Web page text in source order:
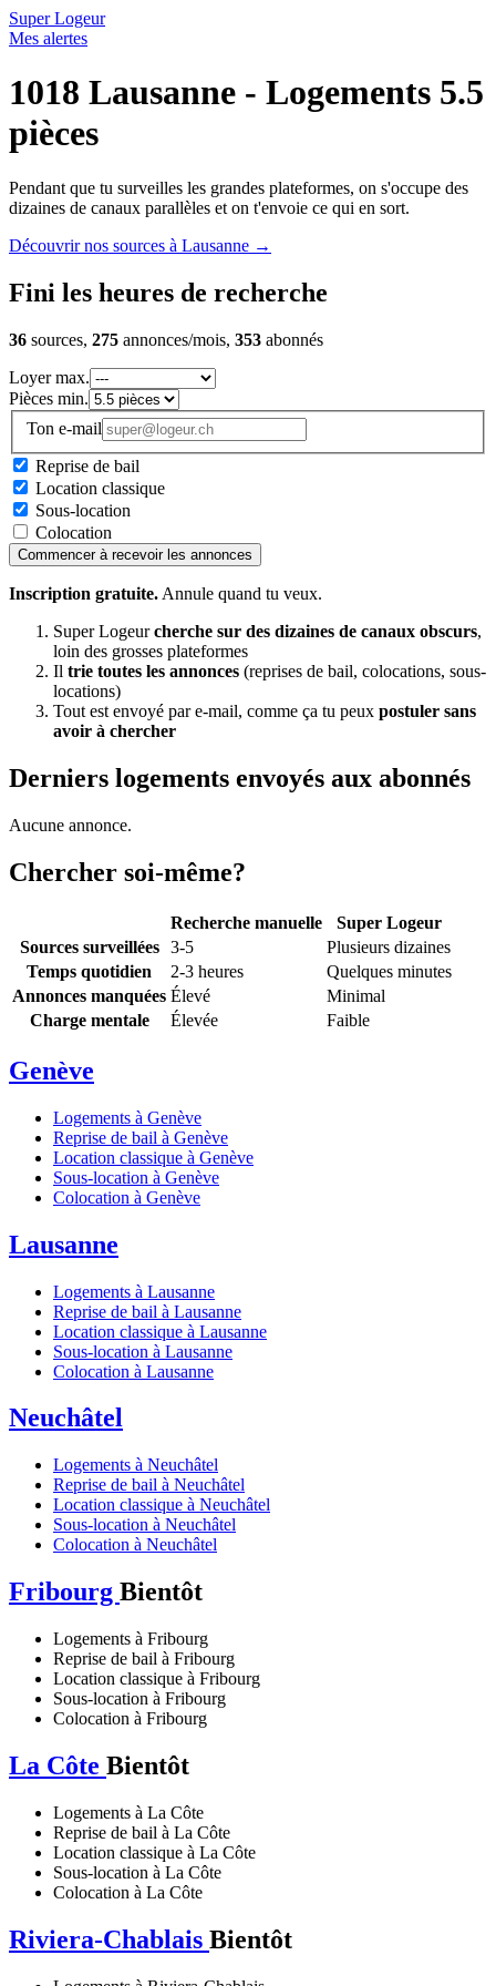
Super Logeur
Mes alertes
1018 Lausanne - Logements 5.5
pièces
Pendant que tu surveilles les grandes plateformes, on s'occupe des
dizaines de canaux parallèles et on t'envoie ce qui en sort.
Découvrir nos sources à Lausanne →
Fini les heures de recherche
36 sources, 275 annonces/mois, 353 abonnés
Loyer max.
Pièces min.
Ton e-mail
Reprise de bail
Location classique
Sous-location
Colocation
Commencer à recevoir les annonces
Inscription gratuite. Annule quand tu veux.
Super Logeurcherche sur des dizaines de canaux obscurs,
loin des grosses plateformes
Il trie toutes les annonces (reprises de bail, colocations, sous-
locations)
Tout est envoyé par e-mail, comme ça tu peux postuler sans
avoir à chercher
Derniers logements envoyés aux abonnés
Aucune annonce.
Chercher soi-même?
Recherche manuelle
Super Logeur
Sources surveillées
3-5
Plusieurs dizaines
Temps quotidien
2-3 heures
Quelques minutes
Annonces manquées Élevé
Minimal
Charge mentale
Élevée Faible
Genève
Logements à Genève
Reprise de bail à Genève
Location classique à Genève
Sous-location à Genève
Colocation à Genève
Lausanne
Logements à Lausanne
Reprise de bail à Lausanne
Location classique à Lausanne
Sous-location à Lausanne
Colocation à Lausanne
Neuchâtel
Logements à Neuchâtel
Reprise de bail à Neuchâtel
Location classique à Neuchâtel
Sous-location à Neuchâtel
Colocation à Neuchâtel
Fribourg Bientôt
Logements à Fribourg
Reprise de bail à Fribourg
Location classique à Fribourg
Sous-location à Fribourg
Colocation à Fribourg
La Côte Bientôt
Logements à La Côte
Reprise de bail à La Côte
Location classique à La Côte
Sous-location à La Côte
Colocation à La Côte
Riviera-Chablais Bientôt